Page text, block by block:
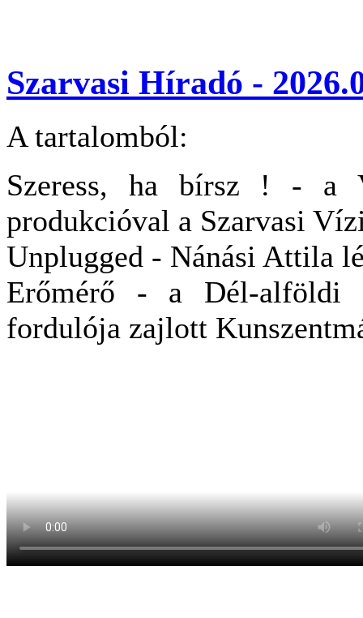
Szarvasi Híradó -
A tartalomból:
Szeress, ha bírsz ! - a
produkcióval a Szarvasi
Unplugged - Nánási Attila
Erőmérő - a Dél-alföldi
fordulója zajlott